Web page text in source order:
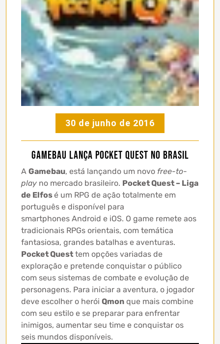
30 de junho de 2016
Gamebau lança Pocket Quest no Brasil
A Gamebau, está lançando um novo free-to-
play no mercado brasileiro. Pocket Quest – Liga
de Elfosé um RPG de ação totalmente em
português e disponível para
smartphones Android e iOS. O game remete aos
tradicionais RPGs orientais, com temática
fantasiosa, grandes batalhas e aventuras.
Pocket Quest tem opções variadas de
exploração e pretende conquistar o público
com seus sistemas de combate e evolução de
personagens. Para iniciar a aventura, o jogador
deve escolher o herói Qmon que mais combine
com seu estilo e se preparar para enfrentar
inimigos, aumentar seu time e conquistar os
seis mundos disponíveis.